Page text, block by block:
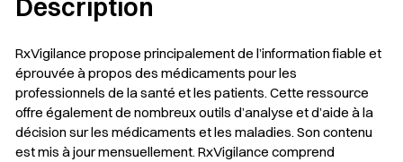
Description
RxVigilance propose principalement de l’information fiable et
éprouvée à propos des médicaments pour les
professionnels de la santé et les patients. Cette ressource
offre également de nombreux outils d’analyse et d’aide à la
décision sur les médicaments et les maladies. Son contenu
est mis à jour mensuellement. RxVigilance comprend